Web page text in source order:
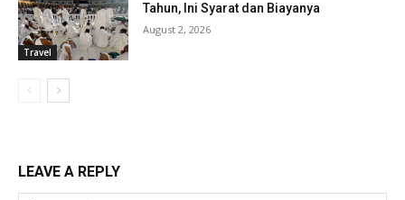
Travel
Tahun, Ini Syarat dan Biayanya
August 2, 2026
LEAVE A REPLY